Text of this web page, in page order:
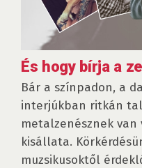
És hogy bírja a
Bár a színpadon, a
interjúkban ritkán
metalzenésznek van
kisállata.
muzsikusoktől